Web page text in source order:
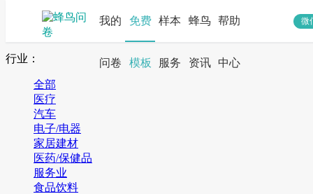
我的
问卷
免费
模板
样本
服务
蜂鸟
资讯
帮助
中心
微
搜索
行业：
全部
医疗
汽车
电子/电器
家居建材
医药/保健品
服务业
食品饮料